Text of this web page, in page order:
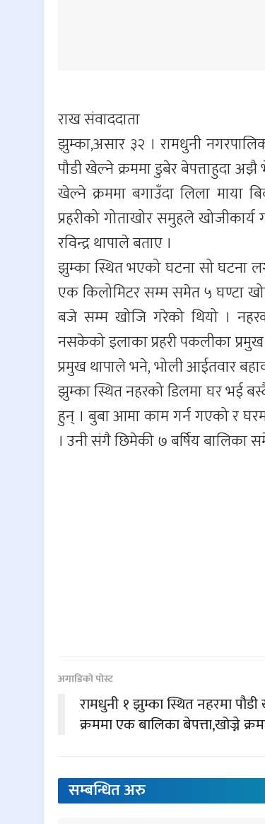
राख संवाददाता
झुम्का,असार ३२ । रामधुनी
पौडी खेल्ने क्रममा डुबेर बेपत्ताहुदा
खेल्ने क्रममा बगाउँदा लिला माया
प्रहरीको गोताखोर समुहले
रविन्द्र थापाले बताए ।
झुम्का स्थित भएको घटना सो घटना
एक किलोमिटर सम्म समेत ५ घण्टा
बजे सम्म खोजि गरेको थियो ।
नसकेको इलाका प्रहरी पकलीका प्रमुख
प्रमुख थापाले भने, भोली आईतवार
झुम्का स्थित नहरको डिलमा घर भई
हुन् । बुबा आमा काम गर्न गएको र
। उनी संगै छिमेकी ७ बर्षिय
अगाडिकाे पाेस्ट
रामधुनी १ झुम्का स्थित नहरमा
क्रममा एक बालिका बेपत्ता,खोज्ने
सम्बन्धितअरु